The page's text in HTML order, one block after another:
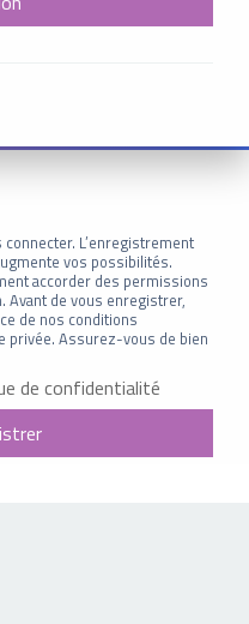
L’enregistrement
vos possibilités.
accorder des permissions
Avant de vous enregistrer,
de nos conditions
privée. Assurez-vous de bien
de confidentialité